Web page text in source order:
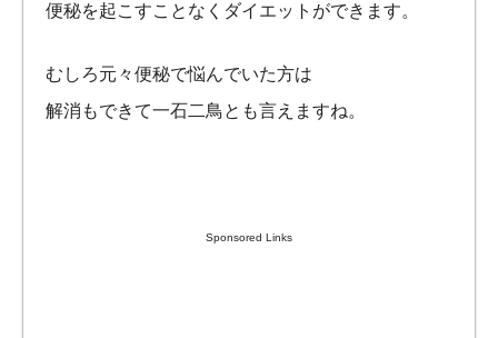
便秘を起こすことなくダイエットができます。
むしろ元々便秘で悩んでいた方は
解消もできて一石二鳥とも言えますね。
Sponsored Links